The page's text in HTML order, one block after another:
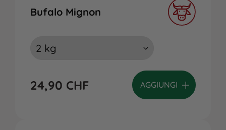
Bufalo Mignon
24,90 CHF AGGIUNGI